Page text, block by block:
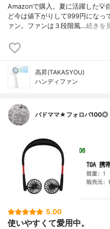
Amazonで購入。夏に活躍した💡
ど今は値下がりして999円になっ
ァン。ファンは３段階風…続きを
高昇(TAKASYOU)
ハンディファン
バドママ★フォロバ100◎
5.00
使いやすくて愛用中。